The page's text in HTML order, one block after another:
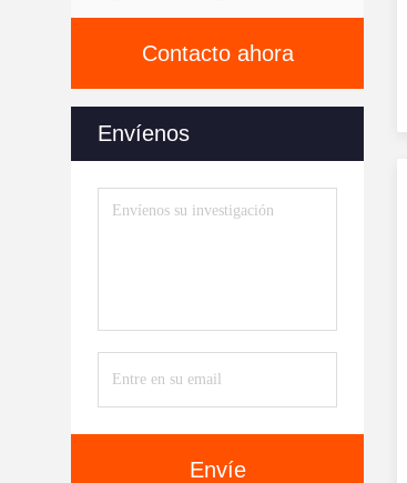
Contacto ahora
Envíenos
Envíe